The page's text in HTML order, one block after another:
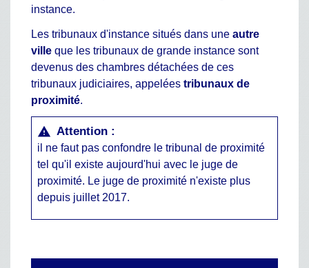
instance.
Les tribunaux d'instance situés dans une autre
ville que les tribunaux de grande instance sont
devenus des chambres détachées de ces
tribunaux judiciaires, appelées tribunaux de
proximité.
warning Attention :
il ne faut pas confondre le tribunal de proximité
tel qu'il existe aujourd'hui avec le juge de
proximité. Le juge de proximité n'existe plus
depuis juillet 2017.